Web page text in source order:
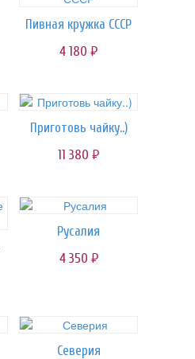
Пивная кружка СССР
4 180 руб.
Приготовь чайку..)
11 380 руб.
Русалия
4 350 руб.
Северия